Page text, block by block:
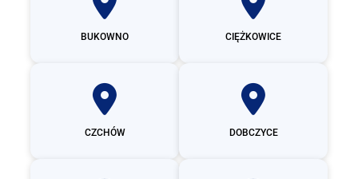
BUKOWNO CIĘŻKOWICE
CZCHÓW DOBCZYCE